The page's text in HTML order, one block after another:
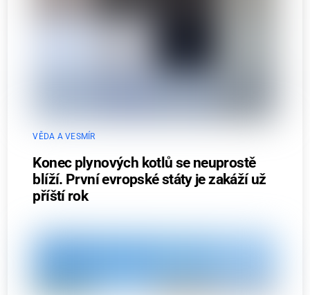
VĚDA A VESMÍR
Konec plynových kotlů se neuprostě
blíží. První evropské státy je zakáží už
příští rok